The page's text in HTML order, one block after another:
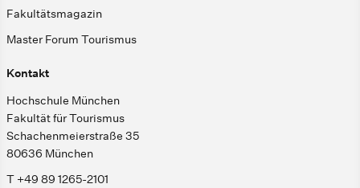
Fakultätsmagazin
Master Forum Tourismus
Kontakt
Hochschule München
Fakultät für Tourismus
Schachenmeierstraße 35
80636 München
T +49 89 1265-2101